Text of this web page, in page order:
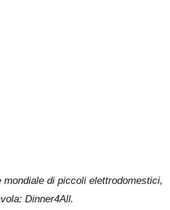
di piccoli elettrodomestici,
Dinner4All.